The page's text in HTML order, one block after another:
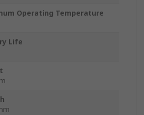
Operating Temperature
Life